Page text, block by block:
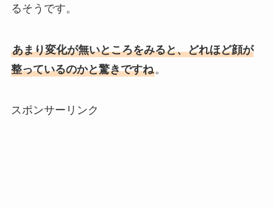
るそうです。
あまり変化が無いところをみると、どれほど顔が
整っているのかと驚きですね。
スポンサーリンク